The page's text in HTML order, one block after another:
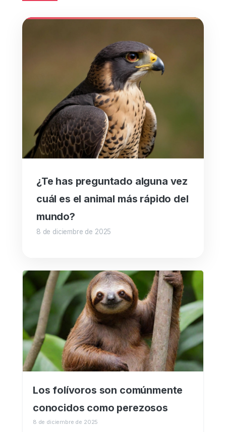
¿Te has preguntado alguna vez
cuál es el animal más rápido del
mundo?
8 de diciembre de 2025
Los folívoros son comúnmente
conocidos como perezosos
8 de diciembre de 2025